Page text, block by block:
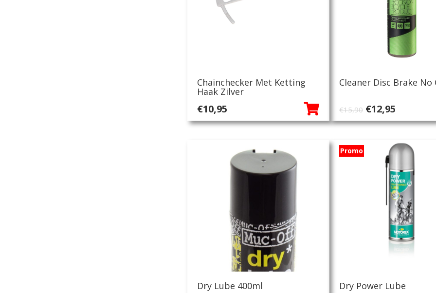
Chainchecker Met Ketting
Haak Zilver
€10,95
Cleaner Disc Brake No
€15,90
prijs
€15,90.
€12,95Huidige
prijs
€12,95.
Dry Lube 400ml
Promo
Dry Power Lube